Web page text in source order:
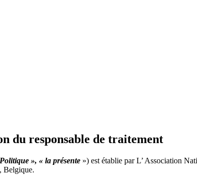
du responsable de traitement
», « la présente ») est établie par L’ Association
Belgique.